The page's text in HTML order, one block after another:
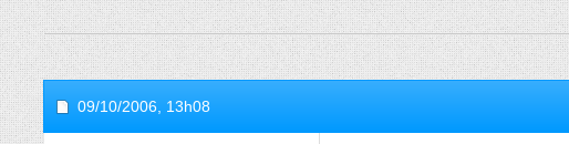
09/10/2006, 13h08